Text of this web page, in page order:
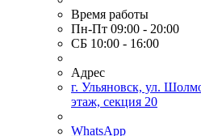
Время работы
Пн-Пт 09:00 - 20:00
СБ 10:00 - 16:00
Адрес
г. Ульяновск, ул.
этаж, секция 20
WhatsApp